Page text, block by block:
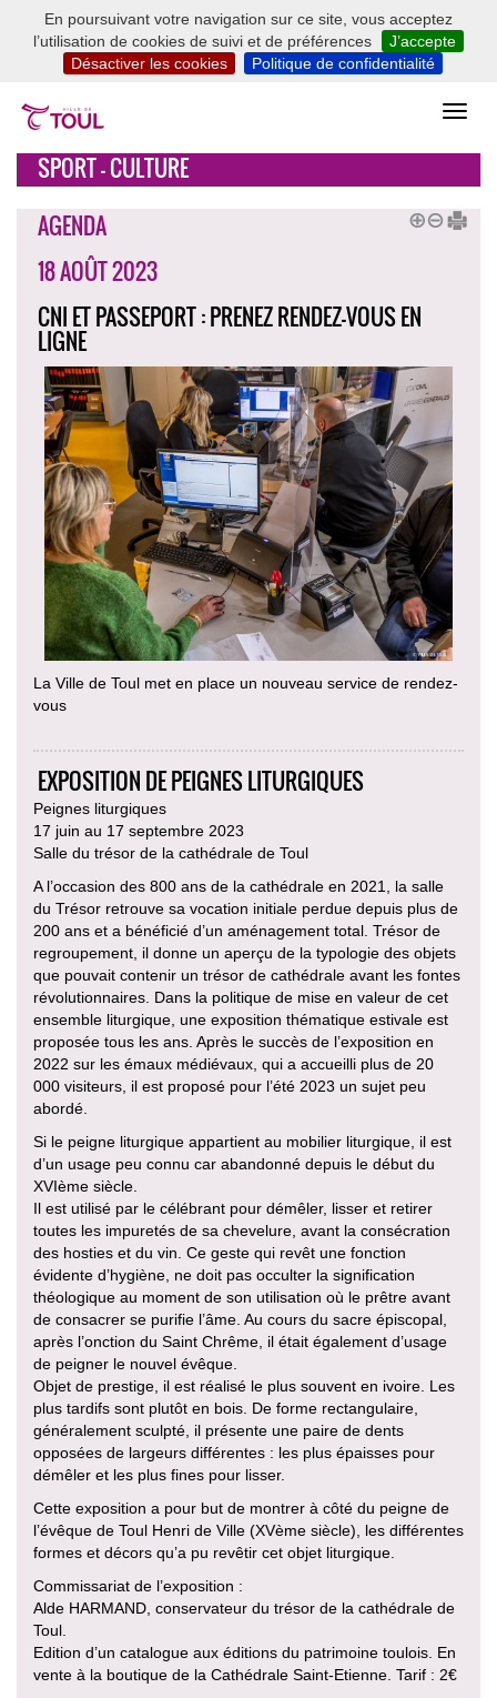
En poursuivant votre navigation sur ce site, vous acceptez
l’utilisation de cookies de suivi et de préférences
J’accepte
Désactiver les cookies
Politique de confidentialité
SPORT - CULTURE
AGENDA
18 AOÛT 2023
CNI ET PASSEPORT : PRENEZ RENDEZ-VOUS EN
LIGNE
La Ville de Toul met en place un nouveau service de rendez-
vous
EXPOSITION DE PEIGNES LITURGIQUES
Peignes liturgiques
17 juin au 17 septembre 2023
Salle du trésor de la cathédrale de Toul
A l’occasion des 800 ans de la cathédrale en 2021, la salle
du Trésor retrouve sa vocation initiale perdue depuis plus de
200 ans et a bénéficié d’un aménagement total. Trésor de
regroupement, il donne un aperçu de la typologie des objets
que pouvait contenir un trésor de cathédrale avant les fontes
révolutionnaires. Dans la politique de mise en valeur de cet
ensemble liturgique, une exposition thématique estivale est
proposée tous les ans. Après le succès de l’exposition en
2022 sur les émaux médiévaux, qui a accueilli plus de 20
000 visiteurs, il est proposé pour l’été 2023 un sujet peu
abordé.
Si le peigne liturgique appartient au mobilier liturgique, il est
d’un usage peu connu car abandonné depuis le début du
XVIème siècle.
Il est utilisé par le célébrant pour démêler, lisser et retirer
toutes les impuretés de sa chevelure, avant la consécration
des hosties et du vin. Ce geste qui revêt une fonction
évidente d’hygiène, ne doit pas occulter la signification
théologique au moment de son utilisation où le prêtre avant
de consacrer se purifie l’âme. Au cours du sacre épiscopal,
après l’onction du Saint Chrême, il était également d’usage
de peigner le nouvel évêque.
Objet de prestige, il est réalisé le plus souvent en ivoire. Les
plus tardifs sont plutôt en bois. De forme rectangulaire,
généralement sculpté, il présente une paire de dents
opposées de largeurs différentes : les plus épaisses pour
démêler et les plus fines pour lisser.
Cette exposition a pour but de montrer à côté du peigne de
l’évêque de Toul Henri de Ville (XVème siècle), les différentes
formes et décors qu’a pu revêtir cet objet liturgique.
Commissariat de l’exposition :
Alde HARMAND, conservateur du trésor de la cathédrale de
Toul.
Edition d’un catalogue aux éditions du patrimoine toulois. En
vente à la boutique de la Cathédrale Saint-Etienne. Tarif : 2€